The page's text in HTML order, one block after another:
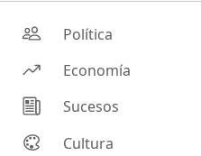
Política
Economía
Sucesos
Cultura